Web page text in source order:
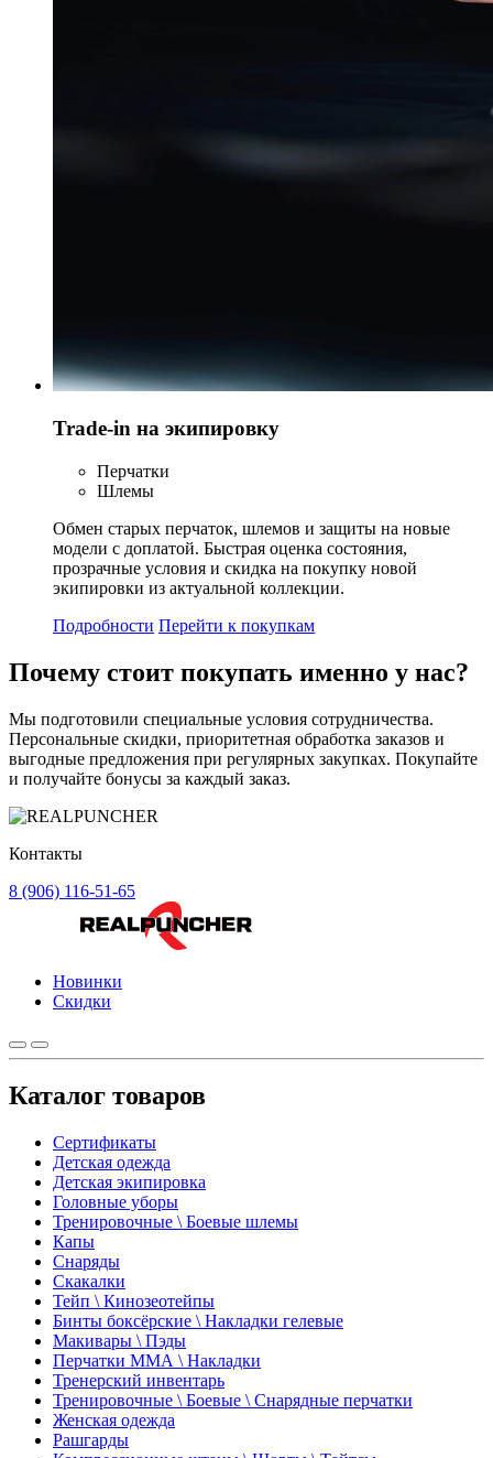
Trade-in на экипировку
Перчатки
Шлемы
Обмен старых перчаток, шлемов и защиты на новые
модели с доплатой. Быстрая оценка состояния,
прозрачные условия и скидка на покупку новой
экипировки из актуальной коллекции.
Подробности Перейти к покупкам
Почему стоит покупать именно у нас?
Мы подготовили специальные условия сотрудничества.
Персональные скидки, приоритетная обработка заказов и
выгодные предложения при регулярных закупках. Покупайте
и получайте бонусы за каждый заказ.
Контакты
8 (906) 116-51-65
Новинки
Скидки
Каталог товаров
Сертификаты
Детская одежда
Детская экипировка
Головные уборы
Тренировочные \ Боевые шлемы
Капы
Снаряды
Скакалки
Тейп \ Кинозеотейпы
Бинты боксёрские \ Накладки гелевые
Макивары \ Пэды
Перчатки ММА \ Накладки
Тренерский инвентарь
Тренировочные \ Боевые \ Снарядные перчатки
Женская одежда
Рашгарды